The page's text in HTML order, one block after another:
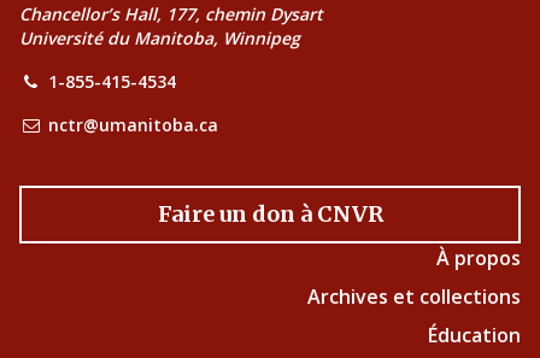
Chancellor’s Hall, 177, chemin Dysart
Université du Manitoba, Winnipeg
1-855-415-4534
nctr@umanitoba.ca
Faire un don à CNVR
À propos
Archives et collections
Éducation